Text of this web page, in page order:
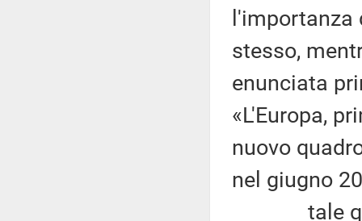
stesso,
enunciata
«L'Europa,
nuovo
nel giugno
tale